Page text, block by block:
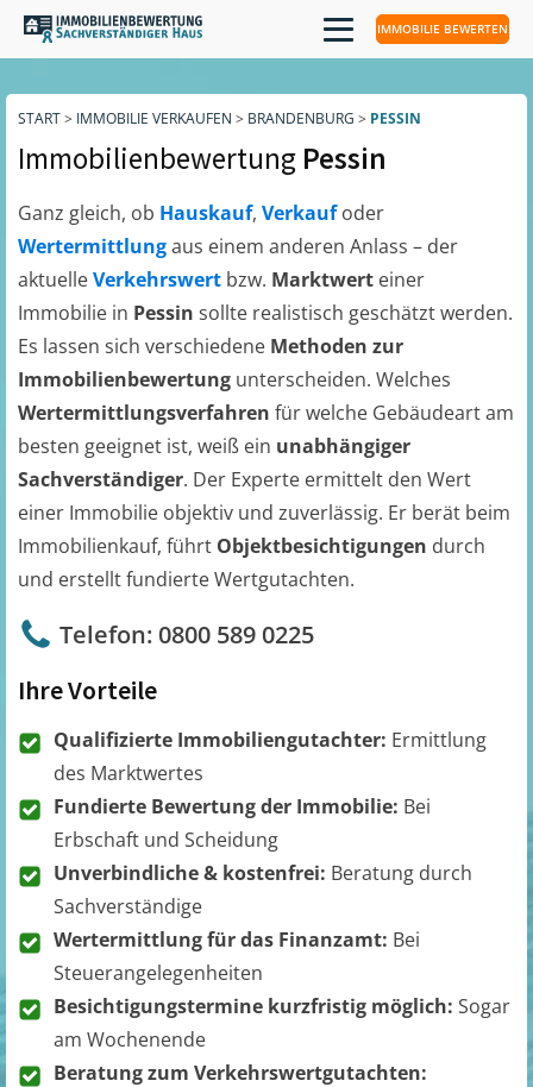
IMMOBILIE BEWERTEN
START> IMMOBILIE VERKAUFEN > BRANDENBURG > PESSIN
Immobilienbewertung Pessin
Ganz gleich, ob Hauskauf, Verkaufoder
Wertermittlungaus einem anderen Anlass – der
aktuelleVerkehrswert bzw. Marktwert einer
Immobilie in Pessin sollte realistisch geschätzt werden.
Es lassen sich verschiedene Methoden zur
Immobilienbewertung unterscheiden. Welches
Wertermittlungsverfahren für welche Gebäudeart am
besten geeignet ist, weiß ein unabhängiger
Sachverständiger. Der Experte ermittelt den Wert
einer Immobilie objektiv und zuverlässig. Er berät beim
Immobilienkauf, führt Objektbesichtigungen durch
und erstellt fundierte Wertgutachten.
Telefon: 0800 589 0225
Ihre Vorteile
Qualifizierte Immobiliengutachter: Ermittlung
des Marktwertes
Fundierte Bewertung der Immobilie: Bei
Erbschaft und Scheidung
Unverbindliche & kostenfrei: Beratung durch
Sachverständige
Wertermittlung für das Finanzamt: Bei
Steuerangelegenheiten
Besichtigungstermine kurzfristig möglich: Sogar
am Wochenende
Beratung zum Verkehrswertgutachten: